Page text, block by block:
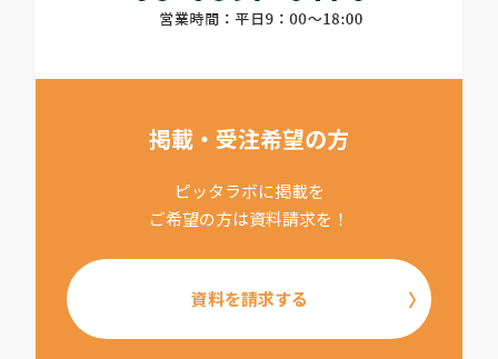
掲載・受注希望の方
ピッタラボに掲載を
ご希望の方は資料請求を！
資料を請求する